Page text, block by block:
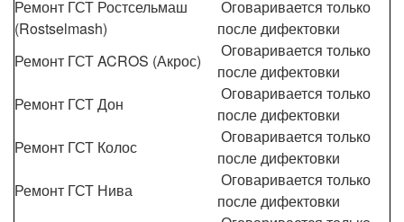
Ремонт ГСТ Ростсельмаш
(Rostselmash)
Оговаривается только
после дифектовки
Ремонт ГСТ ACROS (Акрос)
Оговаривается только
после дифектовки
Ремонт ГСТ Дон
Оговаривается только
после дифектовки
Ремонт ГСТ Колос
Оговаривается только
после дифектовки
Ремонт ГСТ Нива
Оговаривается только
после дифектовки